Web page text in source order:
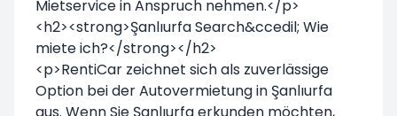
Mietservice in Anspruch nehmen.</p>
<h2><strong>Şanlıurfa Search&ccedil; Wie
miete ich?</strong></h2>
<p>RentiCar zeichnet sich als zuverlässige
Option bei der Autovermietung in Şanlıurfa
aus. Wenn Sie Şanlıurfa erkunden möchten,